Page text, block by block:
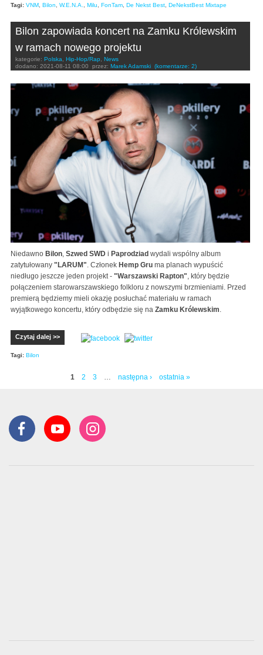
Tagi: VNM Bilon W.E.N.A. Milu FonTam De Nekst Best DeNekstBest Mixtape
Bilon zapowiada koncert na Zamku Królewskim
w ramach nowego projektu
kategorie: Polska Hip-Hop/Rap
News
dodano: 2021-08-11 08:00 przez: Marek Adamski (komentarze: 2)
Niedawno Bilon, Szwed SWD i Paprodziad wydali wspólny album
zatytułowany "LARUM". Członek Hemp Gru ma planach wypuścić
niedługo jeszcze jeden projekt - "Warszawski Rapton", który będzie
połączeniem starowarszawskiego folkloru z nowszymi brzmieniami. Przed
premierą będziemy mieli okazję posłuchać materiału w ramach
wyjątkowego koncertu, który odbędzie się na Zamku Królewskim.
Czytaj dalej >>
Tagi: Bilon
1 2 3 … następna › ostatnia »